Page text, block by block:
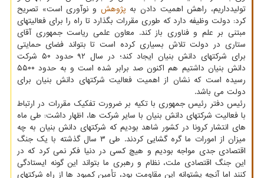
تولیدداریم، راهش اهمیت دادن به پژوهش و نوآوری است» تصریح
کرد: دولت وظیفه دارد که طوری مقررات بگذارد تا راه را برای فعالیتهای
مبتنی بر علم و فناوری باز کند. معاون علمی ریاست جمهوری آقای
ستاری در دولت تلاش بسیاری کرده است تا بتواند فضای حمایتی
برای شرکتهای دانش بنیان ایجاد کند؛ در سال ۹۲ حدود ۵۰ شرکت
دانش بنیان داشتیم هم اکنون صد برابر شده است و به حدود ۵۵۰۰
رسیده است که نشان از اهمیت فعالیت شرکتهای دانش بنیان برای
دولت می باشد.
رئیس دفتر رئیس جمهوری با تکیه بر ضرورت تفکیک مقررات در ارتباط
با فعالیت شرکتهای دانش بنیان با سایر شرکت ها، اظهار داشت: طی ماه
های انتشار کرونا در کشور شاهد بودیم که شرکتهای دانش بنیان به چه
میزان از امورات ما گره گشایی کردند. طی ۳ سال گذشته با یک جنگ
اقتصادی جدی مواجه بودیم و هیچ کسی در دنیا فکر نمی کرد که در
این جنگ اقتصادی ملت، نظام و رهبری ما بتواند این گونه ایستادگی
کنند اما آنچه پشتوانه این مقاومت بود، تأمین کمبود ها از راه شرکتهای